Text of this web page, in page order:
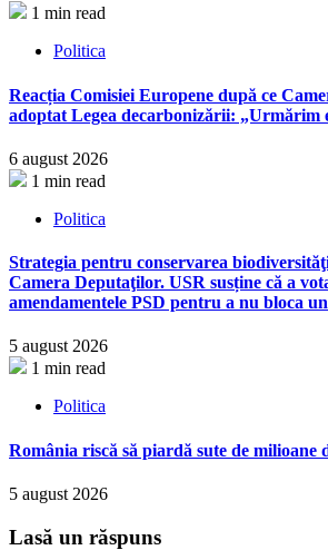
1 min read
Politica
Reacția Comisiei Europene după ce
adoptat Legea decarbonizării: „Urmărim
6 august 2026
1 min read
Politica
Strategia pentru conservarea
Camera Deputaţilor. USR susține că a
amendamentele PSD pentru a nu bloca
5 august 2026
1 min read
Politica
România riscă să piardă sute de milioane
5 august 2026
Lasă un răspuns